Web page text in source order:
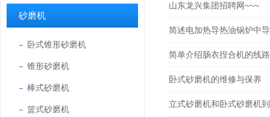
砂磨机
卧式锥形砂磨机
锥形砂磨机
棒式砂磨机
篮式砂磨机
山东龙兴集团招聘网~~~
简述电加热导热油锅炉中
简单介绍肠衣捏合机的线
卧式砂磨机的维修与保养
立式砂磨机和卧式砂磨机